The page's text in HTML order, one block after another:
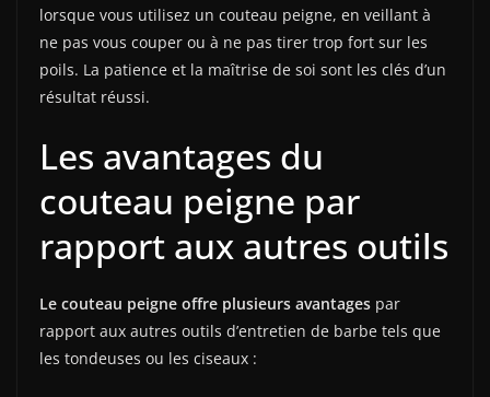
lorsque vous utilisez un couteau peigne, en veillant à
ne pas vous couper ou à ne pas tirer trop fort sur les
poils. La patience et la maîtrise de soi sont les clés d’un
résultat réussi.
Les avantages du
couteau peigne par
rapport aux autres outils
Le couteau peigne offre plusieurs avantages par
rapport aux autres outils d’entretien de barbe tels que
les tondeuses ou les ciseaux :